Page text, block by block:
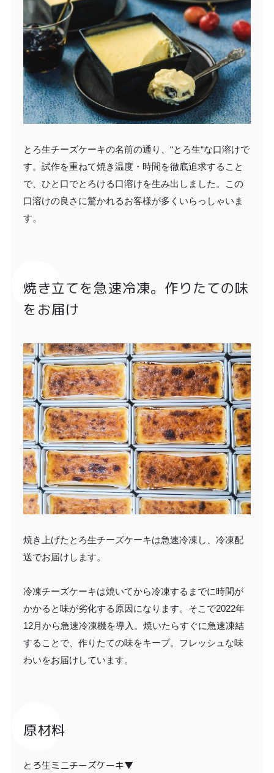
とろ生チーズケーキの名前の通り、“とろ生“な口溶けで
す。試作を重ねて焼き温度・時間を徹底追求すること
で、ひと口でとろける口溶けを生み出しました。この
口溶けの良さに驚かれるお客様が多くいらっしゃいま
す。
焼き立てを急速冷凍。作りたての味
をお届け
焼き上げたとろ生チーズケーキは急速冷凍し、冷凍配
送でお届けします。
冷凍チーズケーキは焼いてから冷凍するまでに時間が
かかると味が劣化する原因になります。そこで2022年
12月から急速冷凍機を導入。焼いたらすぐに急速凍結
することで、作りたての味をキープ。フレッシュな味
わいをお届けしています。
原材料
とろ生ミニチーズケーキ▼